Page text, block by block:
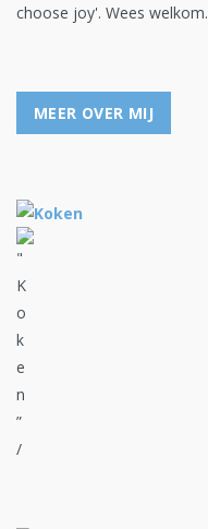
choose joy'. Wees welkom.
MEER OVER MIJ